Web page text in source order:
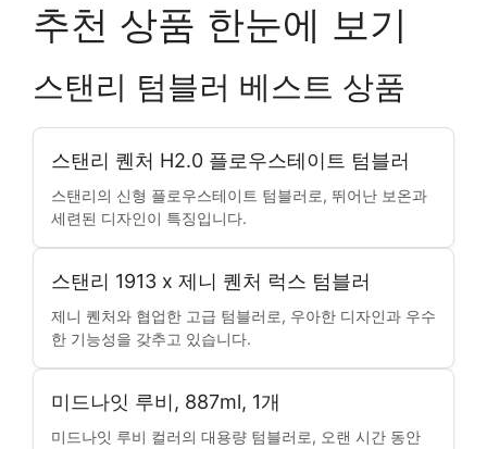
추천 상품 한눈에 보기
스탠리 텀블러 베스트 상품
스탠리 퀜처 H2.0 플로우스테이트 텀블러
스탠리의 신형 플로우스테이트 텀블러로, 뛰어난 보온과
세련된 디자인이 특징입니다.
스탠리 1913 x 제니 퀜처 럭스 텀블러
제니 퀜처와 협업한 고급 텀블러로, 우아한 디자인과 우수
한 기능성을 갖추고 있습니다.
미드나잇 루비, 887ml, 1개
미드나잇 루비 컬러의 대용량 텀블러로, 오랜 시간 동안